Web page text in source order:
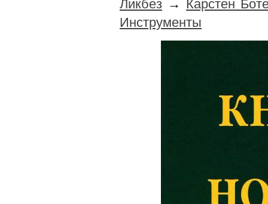
Ликбез → Карстен
Инструменты